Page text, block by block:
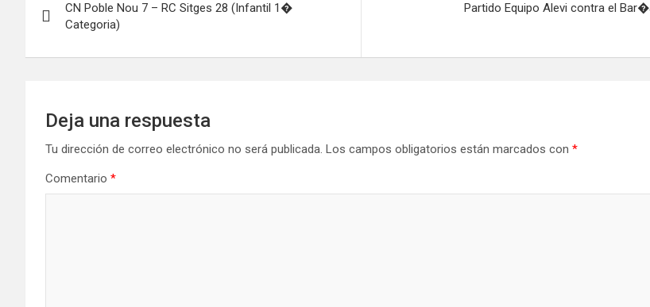
de
entradas
CN Poble Nou 7 – RC Sitges 28 (Infantil 1�
Categoria)
Partido Equipo Alevi contra el
Deja una respuesta
Tu dirección de correo electrónico no será publicada. Los campos obligatorios están marcados con *
Comentario *